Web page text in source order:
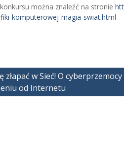
można znaleźć na stronie
komputerowej-magia-swiat.html
złapać w Sieć! O cyberprzemocy
od Internetu